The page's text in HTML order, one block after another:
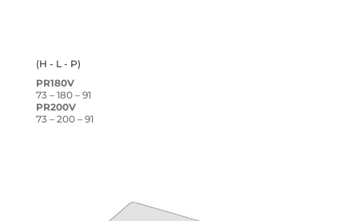
(H - L - P)
PR180V
73 – 180 – 91
PR200V
73 – 200 – 91